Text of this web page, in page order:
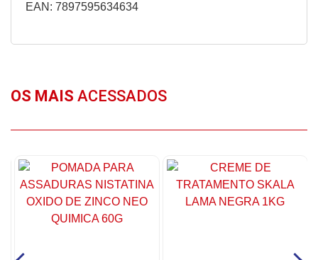
EAN: 7897595634634
OS MAIS ACESSADOS